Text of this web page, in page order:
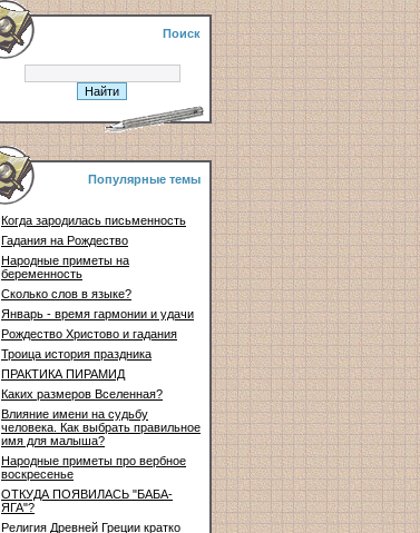
Поиск
Популярные темы
Когда зародилась письменность
Гадания на Рождество
Народные приметы на
беременность
Сколько слов в языке?
Январь - время гармонии и удачи
Рождество Христово и гадания
Троица история праздника
ПРАКТИКА ПИРАМИД
Каких размеров Вселенная?
Влияние имени на судьбу
человека. Как выбрать правильное
имя для малыша?
Народные приметы про вербное
воскресенье
ОТКУДА ПОЯВИЛАСЬ "БАБА-
ЯГА"?
Религия Древней Греции кратко